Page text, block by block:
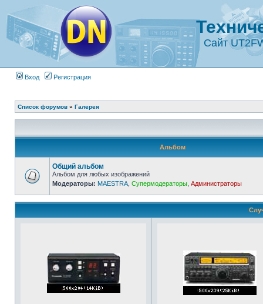
Сайт
Вход Регистрация
Список форумов » Галерея
Альбом
Общий альбом
Альбом для любых изображений
Модераторы: MAESTRA Супермодераторы Администраторы